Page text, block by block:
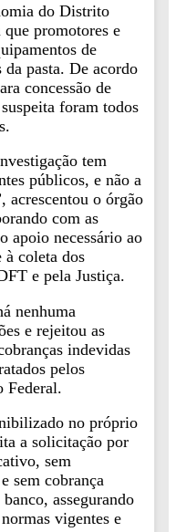
do Distrito
promotores e
de
pasta. De acordo
concessão de
foram todos
tem
públicos, e não a
acrescentou o órgão
com as
apoio necessário ao
coleta dos
e pela Justiça.
nenhuma
e rejeitou as
indevidas
pelos
Federal.
no próprio
a solicitação por
sem
sem cobrança
assegurando
vigentes e